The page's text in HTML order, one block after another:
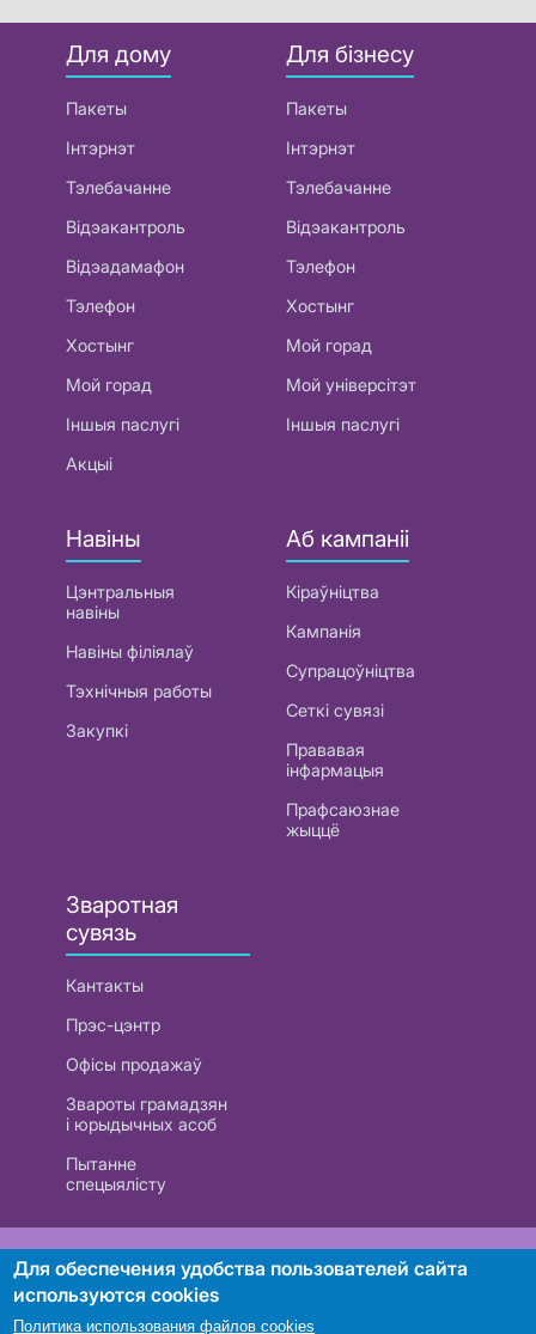
Для дому
Пакеты
Інтэрнэт
Тэлебачанне
Відэакантроль
Відэадамафон
Тэлефон
Хостынг
Мой горад
Іншыя паслугі
Акцыі
Для бізнесу
Пакеты
Інтэрнэт
Тэлебачанне
Відэакантроль
Тэлефон
Хостынг
Мой горад
Мой універсітэт
Іншыя паслугі
Навіны
Цэнтральныя
навіны
Навіны філіялаў
Тэхнічныя работы
Закупкі
Аб кампаніі
Кіраўніцтва
Кампанія
Супрацоўніцтва
Сеткі сувязі
Прававая
інфармацыя
Прафсаюзнае
жыццё
Зваротная
сувязь
Кантакты
Прэс-цэнтр
Офісы продажаў
Звароты грамадзян
і юрыдычных асоб
Пытанне
спецыялісту
РУП «Белтэлекам». УНП 101007741
Для обеспечения удобства пользователей сайта
используются cookies
Политика использования файлов cookies